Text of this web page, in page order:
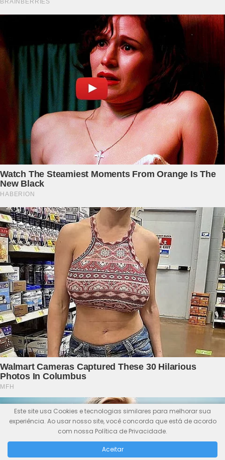
Este site usa Cookies e tecnologias similares para melhorar sua
experiência. Ao usar nosso site, você concorda que está de acordo
com nossa Política de Privacidade.
Aceitar